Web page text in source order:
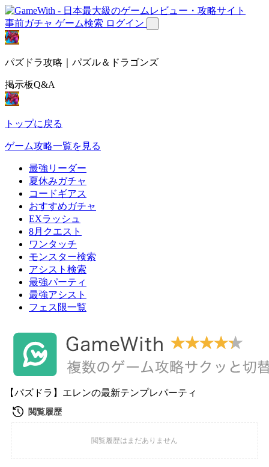
事前ガチャ ゲーム検索 ログイン
パズドラ攻略｜パズル＆ドラゴンズ
掲示板Q&A
トップに戻る
ゲーム攻略一覧を見る
最強リーダー
夏休みガチャ
コードギアス
おすすめガチャ
EXラッシュ
8月クエスト
ワンタッチ
モンスター検索
アシスト検索
最強パーティ
最強アシスト
フェス限一覧
【パズドラ】エレンの最新テンプレパーティ